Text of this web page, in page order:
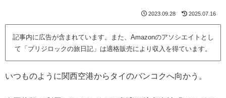
2023.09.28 2025.07.16
記事内に広告が含まれています。また、Amazonのアソシエイトとし
て「ブリジロックの旅日記」は適格販売により収入を得ています。
いつものように関西空港からタイのバンコクへ向かう。